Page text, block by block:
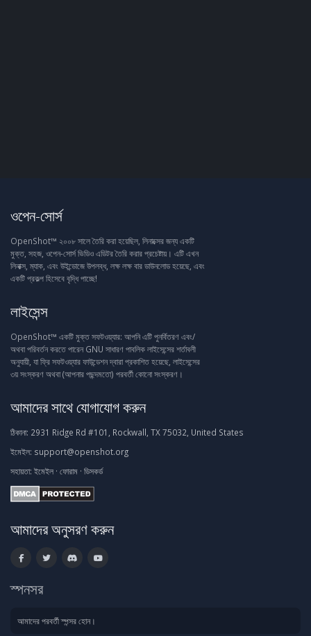
ওপেন-সোর্স
OpenShot™ ২০০৮ সালে তৈরি করা হয়েছিল, লিনাক্সের জন্য একটি
মুক্ত, সহজ, ওপেন-সোর্স ভিডিও এডিটর তৈরি করার প্রচেষ্টায়। এটি এখন
লিনাক্স, ম্যাক, এবং উইন্ডোজে উপলব্ধ, লক্ষ লক্ষ বার ডাউনলোড হয়েছে, এবং
একটি প্রকল্প হিসেবে বৃদ্ধি পাচ্ছে!
লাইসেন্স
OpenShot™ একটি মুক্ত সফটওয়্যার: আপনি এটি পুনর্বিতরণ এবং/
অথবা পরিবর্তন করতে পারেন GNU সাধারণ পাবলিক লাইসেন্সের শর্তাবলী
অনুযায়ী, যা ফ্রি সফটওয়্যার ফাউন্ডেশন দ্বারা প্রকাশিত হয়েছে, লাইসেন্সের
৩য় সংস্করণ অথবা (আপনার পছন্দমতো) পরবর্তী কোনো সংস্করণ।
আমাদের সাথে যোগাযোগ করুন
ঠিকানা: 2931 Ridge Rd #101, Rockwall, TX 75032, United States
ইমেইল: support@openshot.org
সহায়তা: ইমেইল · ফোরাম · ডিসকর্ড
আমাদের অনুসরণ করুন
স্পনসর
আমাদের পরবর্তী স্পন্সর হোন।